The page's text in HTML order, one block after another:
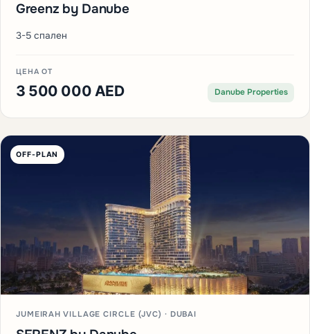
Greenz by Danube
3-5 спален
ЦЕНА ОТ
3 500 000 AED Danube Properties
OFF-PLAN
JUMEIRAH VILLAGE CIRCLE (JVC) · DUBAI